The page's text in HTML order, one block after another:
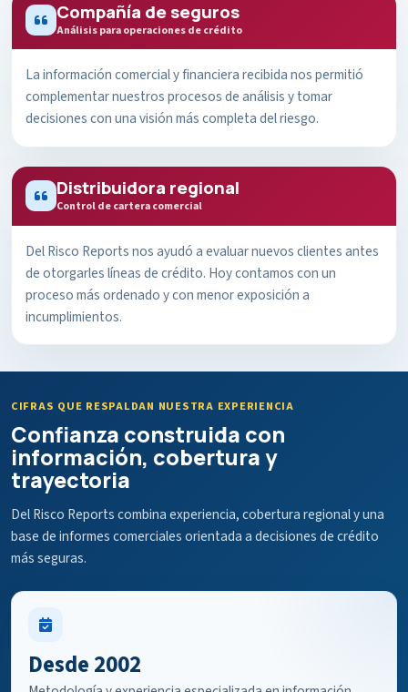
Compañía de seguros
Análisis para operaciones de crédito
La información comercial y financiera recibida nos permitió
complementar nuestros procesos de análisis y tomar
decisiones con una visión más completa del riesgo.
Distribuidora regional
Control de cartera comercial
Del Risco Reports nos ayudó a evaluar nuevos clientes antes
de otorgarles líneas de crédito. Hoy contamos con un
proceso más ordenado y con menor exposición a
incumplimientos.
CIFRAS QUE RESPALDAN NUESTRA EXPERIENCIA
Confianza construida con
información, cobertura y
trayectoria
Del Risco Reports combina experiencia, cobertura regional y una
base de informes comerciales orientada a decisiones de crédito
más seguras.
Desde 2002